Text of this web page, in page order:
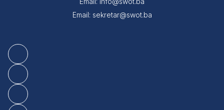
Email: sekretar@swot.ba